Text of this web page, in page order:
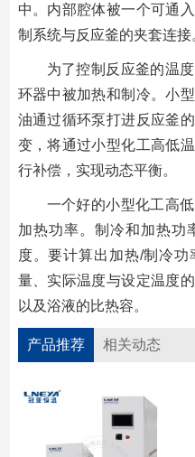
中。内部腔体被一个可通
制系统与反应釜的夹套连接
为了控制反应釜的温
环器中被加热和制冷。小
油通过循环泵打进反应釜
变，将通过小型化工高低
行补偿，实现动态平衡。
一个好的小型化工高
加热功率。制冷和加热功
度。要计算出加热/制冷
量、实际温度与设定温度
以及浴液的比热容。
产品推荐 相关动态